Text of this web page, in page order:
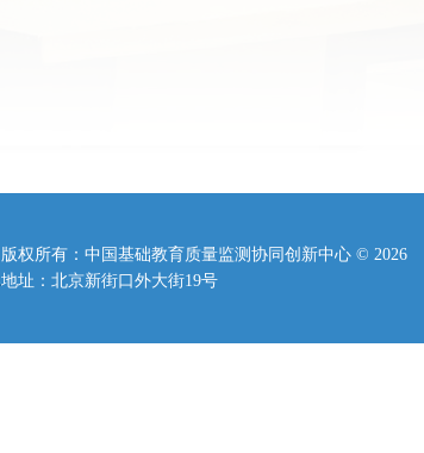
版权所有：中国基础教育质量监测协同创新中心 ©2026
地址：北京新街口外大街19号